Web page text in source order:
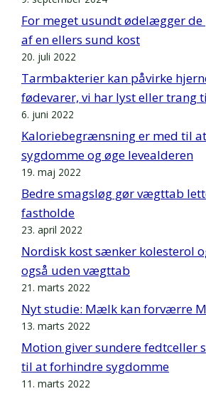
For meget usundt ødelægger
af en ellers sund kost
20. juli 2022
Tarmbakterier kan påvirke
fødevarer, vi har lyst eller trang
6. juni 2022
Kaloriebegrænsning er med til
sygdomme og øge levealderen
19. maj 2022
Bedre smagsløg gør vægttab
fastholde
23. april 2022
Nordisk kost sænker kolesterol
også uden vægttab
21. marts 2022
Nyt studie: Mælk kan forværre
13. marts 2022
Motion giver sundere fedtceller
til at forhindre sygdomme
11. marts 2022